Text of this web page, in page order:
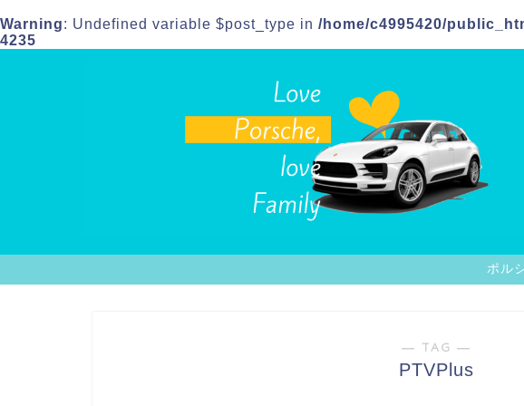
Warning: Undefined variable $post_type in /home/c4995420/
4235
ポル
― TAG ―
PTVPlus